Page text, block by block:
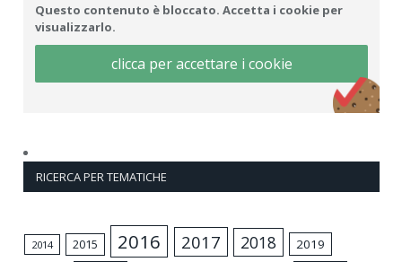
Questo contenuto è bloccato. Accetta i cookie per
visualizzarlo.
clicca per accettare i cookie
RICERCA PER TEMATICHE
2014 2015 2016 2017 2018 2019